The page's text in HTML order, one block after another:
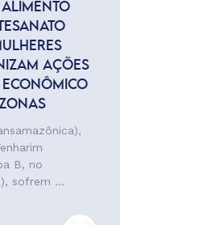
ALIMENTO
AÇÕES
ECONÔMICO
B, no
sofrem ...